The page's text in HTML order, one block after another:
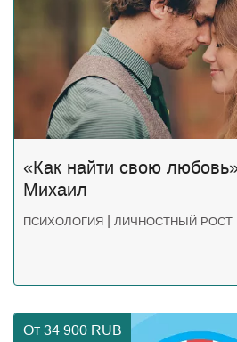
«Как найти свою
Михаил
ПСИХОЛОГИЯ | ЛИЧНОСТНЫЙ РОСТ
От 34 900 RUB